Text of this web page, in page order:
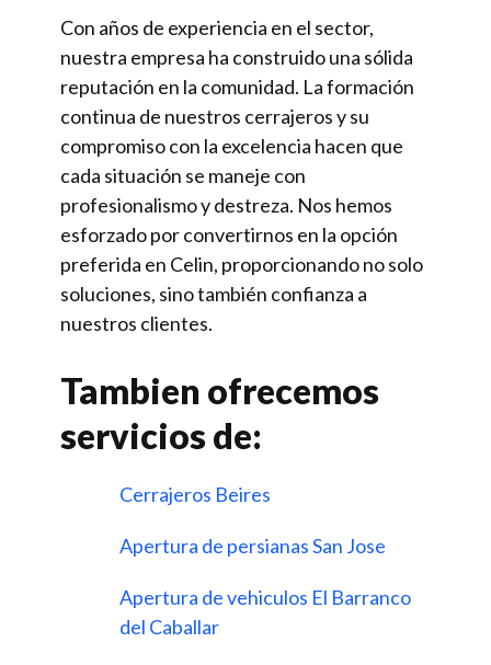
Con años de experiencia en el sector,
nuestra empresa ha construido una sólida
reputación en la comunidad. La formación
continua de nuestros cerrajeros y su
compromiso con la excelencia hacen que
cada situación se maneje con
profesionalismo y destreza. Nos hemos
esforzado por convertirnos en la opción
preferida en Celin, proporcionando no solo
soluciones, sino también confianza a
nuestros clientes.
Tambien ofrecemos
servicios de:
Cerrajeros Beires
Apertura de persianas San Jose
Apertura de vehiculos El Barranco
del Caballar